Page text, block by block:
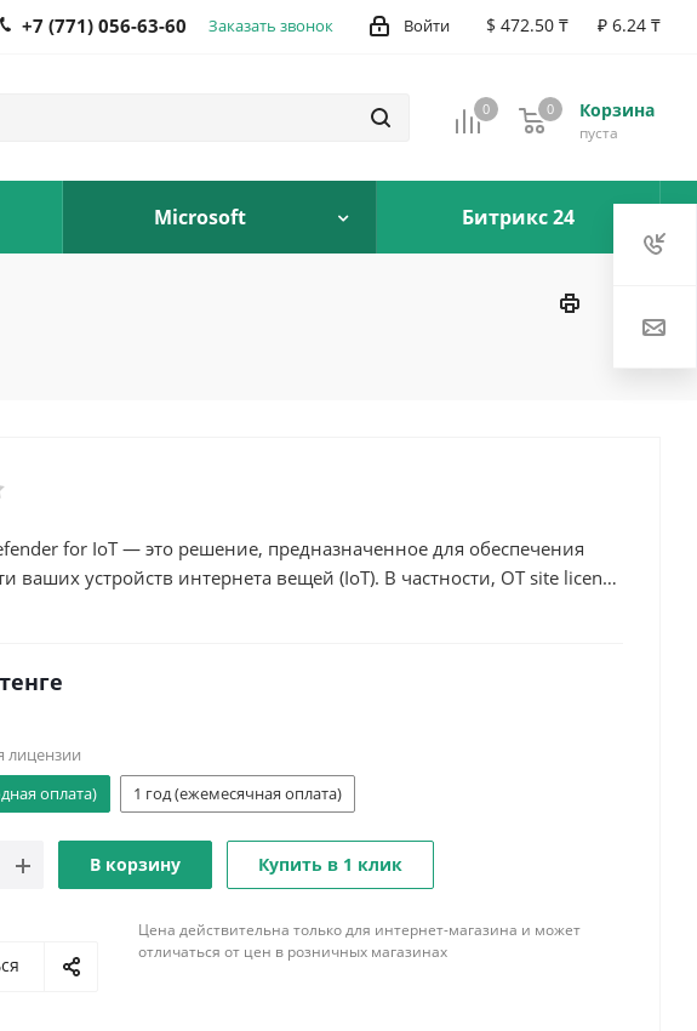
$ 472.50 ₸ ₽ 6.24 ₸
Войти
+7 (771) 056-63-60 Заказать звонок
0 Корзина
0
пуста
0
Microsoft Битрикс 24
for IoT — это решение, предназначенное для обеспечения
ваших устройств интернета вещей (IoT). В частности, OT site license
позволяющая защищать ваши операционные технологии (OT) и
тенге
лицензии
оплата)
1 год (ежемесячная оплата)
В корзину Купить в 1 клик
Цена действительна только для интернет-магазина и может
отличаться от цен в розничных магазинах